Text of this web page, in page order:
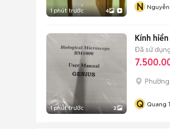
1 phút trước 4 N
1 phút trước 2
Kính
Đã sử
Q Quang